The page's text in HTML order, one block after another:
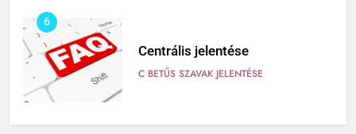
6
Centrális jelentése
C BETŰS SZAVAK JELENTÉSE
7